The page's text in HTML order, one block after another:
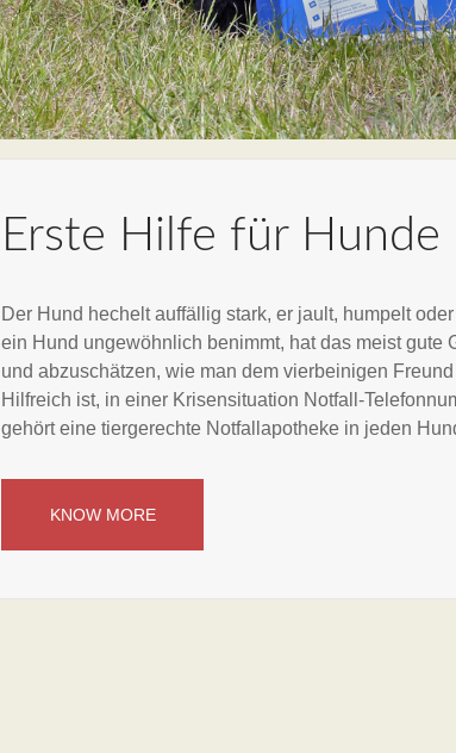
Erste Hilfe für Hunde
Der Hund hechelt auffällig stark, er jault, humpelt
ein Hund ungewöhnlich benimmt, hat das meist gute
und abzuschätzen, wie man dem vierbeinigen
Hilfreich ist, in einer Krisensituation Notfall-
gehört eine tiergerechte Notfallapotheke in jeden
KNOW MORE